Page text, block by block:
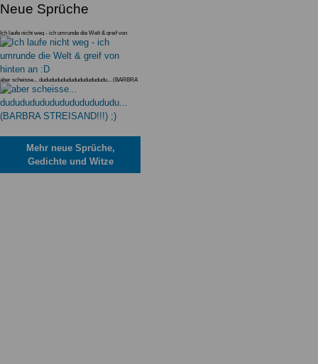
Neue Sprüche
Ich laufe nicht weg - ich umrunde die Welt & greif von
hinten an :D
aber scheisse... dudududududududududududu... (BARBRA
STREISAND!!!) ;)
Mehr neue Sprüche,
Gedichte und Witze